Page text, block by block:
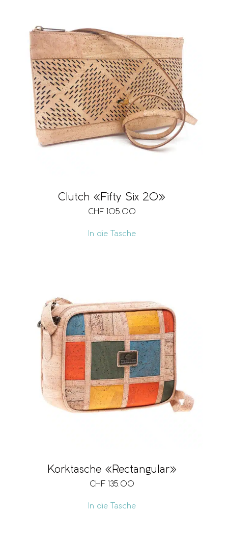
Clutch «Fifty Six 20»
CHF 105.00
In die Tasche
Korktasche «Rectangular»
CHF 135.00
In die Tasche